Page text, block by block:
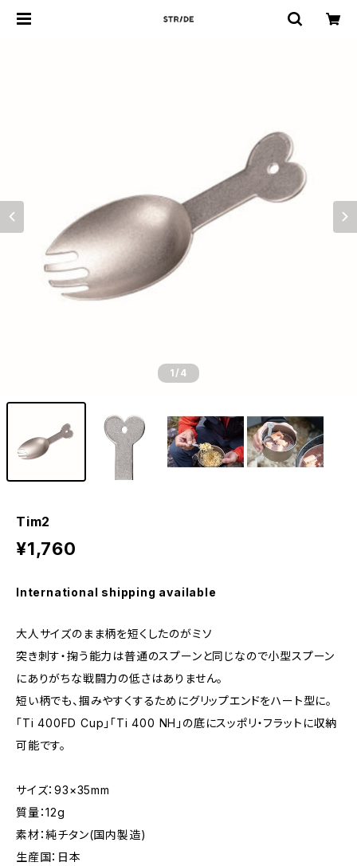
1/4
Tim2
¥1,760
International shipping available
大人サイズのまま柄を短くしたのがミソ
突き刺す・掬う能力は普通のスプーンと同じなので小型スプーン
にありがちな戦闘力の低さはありません。
短い柄でも、掴みやすくするためにグリップエンドをハート型に。
「Ti 400FD Cup」「Ti 400 NH」の底にスッポリ・フラットに収納
可能です。
サイズ：93×35mm
質量：12g
素材：純チタン(国内製造)
生産国：日本